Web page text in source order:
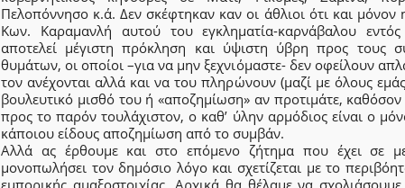
Πελοπόννησο κ.ά. Δεν σκέφτηκαν καν οι άθλιοι ότι και
Κων. Καραμανλή αυτού του εγκληματία-καρνάβαλου
αποτελεί μέγιστη πρόκληση και ύψιστη ύβρη προς τους
θυμάτων, οι οποίοι –για να μην ξεχνιόμαστε- δεν οφείλουν
τον ανέχονται αλλά και να του πληρώνουν (μαζί με όλους
βουλευτικό μισθό του ή «αποζημίωση» αν προτιμάτε, καθόσον
προς το παρόν τουλάχιστον, ο καθ’ ύλην αρμόδιος είναι ο
κάποιου είδους αποζημίωση από το συμβάν.
Αλλά ας έρθουμε και στο επόμενο ζήτημα που έχει σε
μονοπωλήσει τον δημόσιο λόγο και σχετίζεται με το